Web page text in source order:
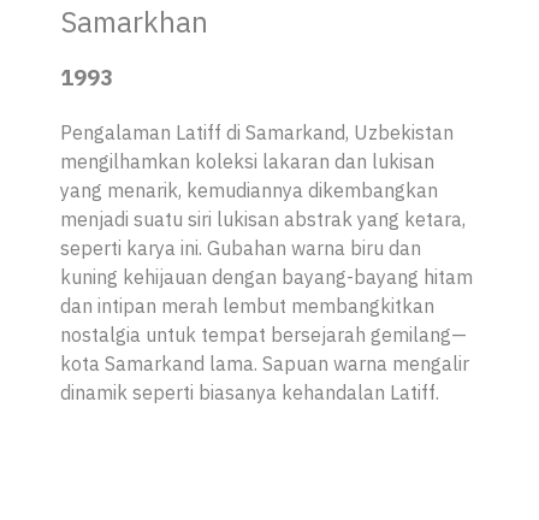
Samarkhan
1993
Pengalaman Latiff di Samarkand, Uzbekistan
mengilhamkan koleksi lakaran dan lukisan
yang menarik, kemudiannya dikembangkan
menjadi suatu siri lukisan abstrak yang ketara,
seperti karya ini. Gubahan warna biru dan
kuning kehijauan dengan bayang-bayang hitam
dan intipan merah lembut membangkitkan
nostalgia untuk tempat bersejarah gemilang—
kota Samarkand lama. Sapuan warna mengalir
dinamik seperti biasanya kehandalan Latiff.